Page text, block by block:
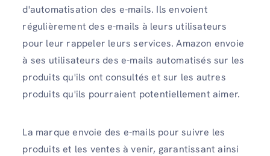
d'automatisation des e-mails. Ils envoient
régulièrement des e-mails à leurs utilisateurs
pour leur rappeler leurs services. Amazon envoie
à ses utilisateurs des e-mails automatisés sur les
produits qu'ils ont consultés et sur les autres
produits qu'ils pourraient potentiellement aimer.
La marque envoie des e-mails pour suivre les
produits et les ventes à venir, garantissant ainsi